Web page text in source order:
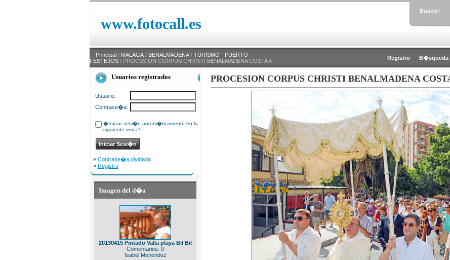
www.fotocall.es
Buscar:
Principal / MALAGA / BENALMADENA / TURISMO - PUERTO -
FESTEJOS / PROCESION CORPUS CHRISTI BENALMADENA COSTA 4 Registro B�squeda
Usuarios registrados
Usuario:
Contrase�a:
�Iniciar sesi�n autom�ticamente en la
siguiente visita?
» Contrase�a olvidada
» Registro
Imagen del d�a
20130415 Pintado Valla playa Bil Bil
Comentarios: 0
Isabel Menendez
PROCESION CORPUS CHRISTI BENALMADENA